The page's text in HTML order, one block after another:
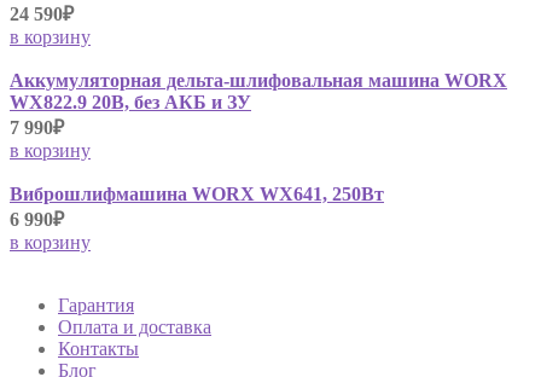
24 590₽
в корзину
Аккумуляторная дельта-шлифовальная машина WORX
WX822.9 20В, без АКБ и ЗУ
7 990₽
в корзину
Виброшлифмашина WORX WX641, 250Вт
6 990₽
в корзину
Гарантия
Оплата и доставка
Контакты
Блог